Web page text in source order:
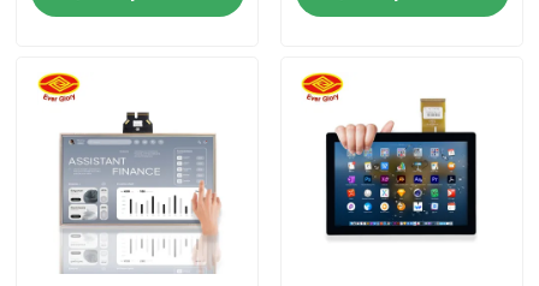
Teklif isteği
Dokunmatik Ekran Paneli
Dokunmatik Ekranlı LCD Panel
Endüstriyel Dokunmatik Panel